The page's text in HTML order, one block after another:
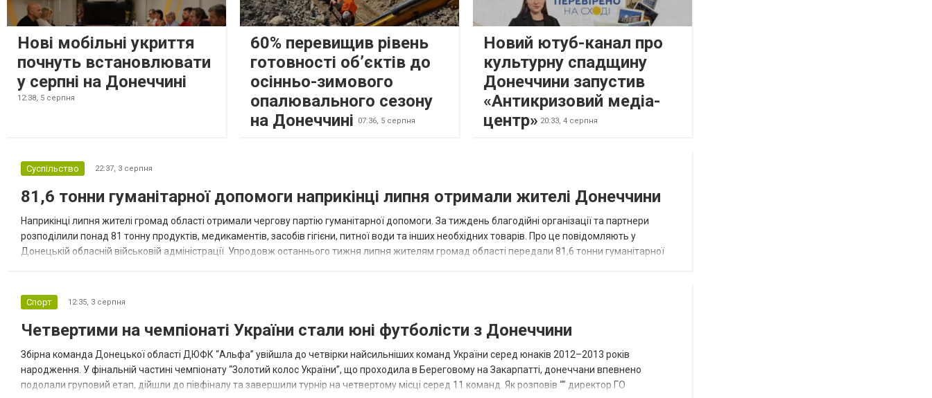
Нові мобільні укриття
почнуть встановлювати
у серпні на Донеччині
12:38, 5 серпня
60% перевищив рівень
готовності об’єктів до
осінньо-зимового
опалювального сезону
на Донеччині
07:36, 5 серпня
Новий ютуб-канал про
культурну спадщину
Донеччини запустив
«Антикризовий медіа-
центр» 20:33, 4 серпня
Суспільство 22:37, 3 серпня
81,6 тонни гуманітарної допомоги наприкінці липня отримали жителі Донеччини
Наприкінці липня жителі громад області отримали чергову партію гуманітарної допомоги. За тиждень благодійні організації та партнери
розподілили понад 81 тонну продуктів, медикаментів, засобів гігієни, питної води та інших необхідних товарів. Про це повідомляють у
Донецькій обласній військовій адміністрації. Упродовж останнього тижня липня жителям громад області передали 81,6 тонни гуманітарної
Спорт 12:35, 3 серпня
Четвертими на чемпіонаті України стали юні футболісти з Донеччини
Збірна команда Донецької області ДЮФК “Альфа” увійшла до четвірки найсильніших команд України серед юнаків 2012–2013 років
народження. У фінальній частині чемпіонату “Золотий колос України”, що проходила в Береговому на Закарпатті, донеччани впевнено
подолали груповий етап, дійшли до півфіналу та завершили турнір на четвертому місці серед 11 команд. Як розповів “” директор ГО